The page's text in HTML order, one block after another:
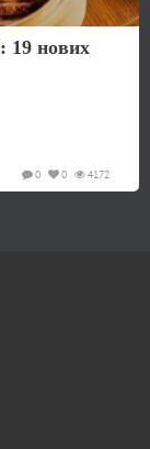
19 нових
4172
0
0